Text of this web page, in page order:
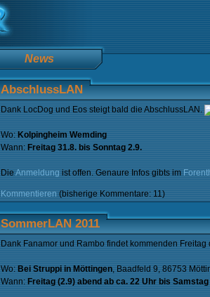
News
AbschlussLAN
Dank LocDog und Eos steigt bald die AbschlussLAN.
Wo: Kolpingheim Wemding
Wann: Freitag 31.8. bis Sonntag 2.9.
Die Anmeldung ist offen. Genaure Infos gibts im
Kommentieren (bisherige Kommentare: 11)
SommerLAN 2011
Dank Fanamor und Rambo findet kommenden
Wo: Bei Struppi in Möttingen, Baadfeld 9, 86753
Wann: Freitag (2.9) abend ab ca. 22 Uhr bis